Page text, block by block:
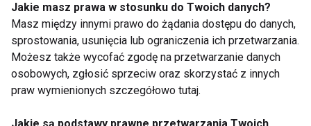
Dodawanie go do herbaty, koktajli czy zup może
wzmocnić organizm w okresie wzmożonego ryzyka
infekcji.
Jak spożywać imbir?
Herbata imbirowa z miodem i cytryną
Jakie masz prawa w stosunku do Twoich danych?
Masz między innymi prawo do żądania dostępu do danych,
sprostowania, usunięcia lub ograniczenia ich przetwarzania.
Możesz także wycofać zgodę na przetwarzanie danych
osobowych, zgłosić sprzeciw oraz skorzystać z innych
praw wymienionych szczegółowo tutaj.